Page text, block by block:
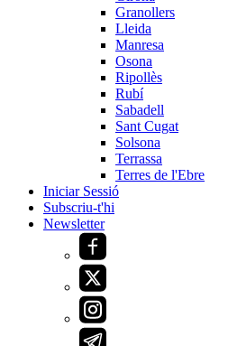
Granollers
Lleida
Manresa
Osona
Ripollès
Rubí
Sabadell
Sant Cugat
Solsona
Terrassa
Terres de l'Ebre
Iniciar Sessió
Subscriu-t'hi
Newsletter